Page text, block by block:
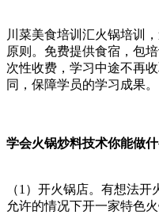
川菜美食培训汇火锅培训
原则。免费提供食宿，包
次性收费，学习中途不再
同，保障学员的学习成果。
学会火锅炒料技术你能做什
（1）开火锅店。有想法
允许的情况下开一家特色